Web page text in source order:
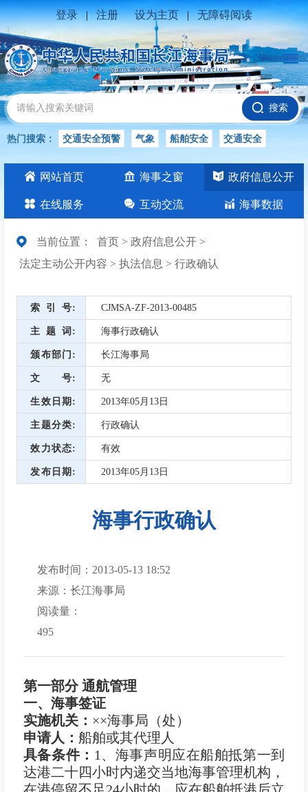
登录 | 注册 设为主页 | 无障碍阅读
搜索
热门搜索： 交通安全预警 气象 船舶安全 交通安全
水位公告 安全 交通 交通安全知识 交通安全生产
网站首页 海事之窗 政府信息公开
在线服务 互动交流 海事数据
当前位置： 首页 > 政府信息公开 >
法定主动公开内容 > 执法信息 > 行政确认
索引号 CJMSA-ZF-2013-00485
主题词 海事行政确认
颁布部门 长江海事局
文号 无
生效日期 2013年05月13日
主题分类 行政确认
效力状态 有效
发布日期 2013年05月13日
海事行政确认
发布时间：2013-05-13 18:52
来源：长江海事局
阅读量：
495
第一部分 通航管理
一、海事签证
实施机关： ××海事局（处）
申请人： 船舶或其代理人
具备条件： 1、海事声明应在船舶抵第一到
达港二十四小时内递交当地海事管理机构，